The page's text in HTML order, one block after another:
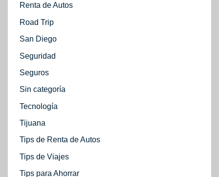
Renta de Autos
Road Trip
San Diego
Seguridad
Seguros
Sin categoría
Tecnología
Tijuana
Tips de Renta de Autos
Tips de Viajes
Tips para Ahorrar